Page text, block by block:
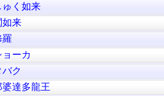
ゅく如来
如来
羅
ョーカ
バク
婆達多龍王